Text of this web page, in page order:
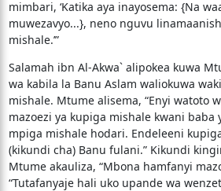
mimbari, ‘Katika aya inayosema: {Na
muwezavyo...}, neno nguvu
mishale.’”
Salamah ibn Al-Akwa` alipokea kuwa
wa kabila la Banu Aslam waliokuwa
mishale. Mtume alisema, “Enyi watoto
mazoezi ya kupiga mishale kwani baba
mpiga mishale hodari. Endeleeni
(kikundi cha) Banu fulani.” Kikundi
Mtume akauliza, “Mbona hamfanyi
“Tutafanyaje hali uko upande wa